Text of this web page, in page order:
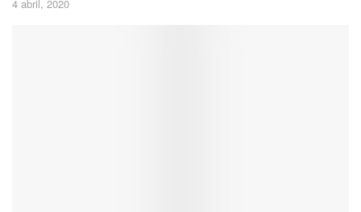
4 abril, 2020